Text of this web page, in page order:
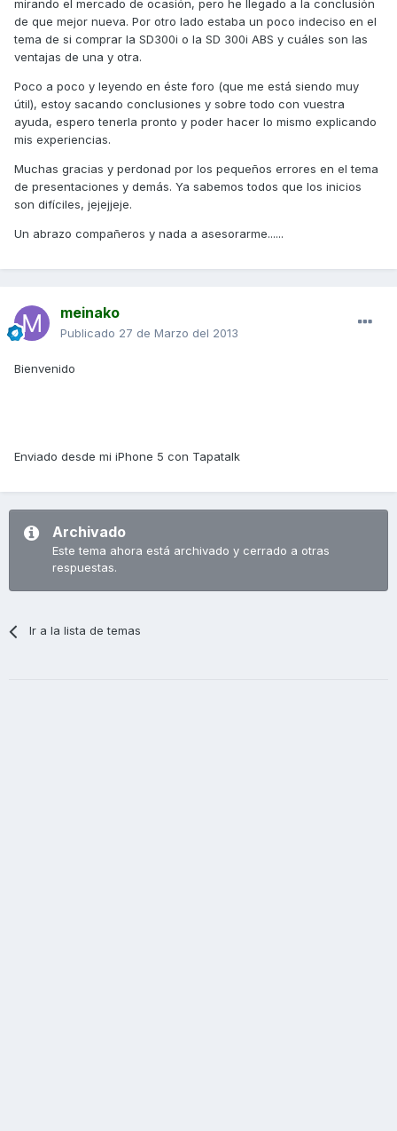
mirando el mercado de ocasión, pero he llegado a la conclusión
de que mejor nueva. Por otro lado estaba un poco indeciso en el
tema de si comprar la SD300i o la SD 300i ABS y cuáles son las
ventajas de una y otra.
Poco a poco y leyendo en éste foro (que me está siendo muy
útil), estoy sacando conclusiones y sobre todo con vuestra
ayuda, espero tenerla pronto y poder hacer lo mismo explicando
mis experiencias.
Muchas gracias y perdonad por los pequeños errores en el tema
de presentaciones y demás. Ya sabemos todos que los inicios
son difíciles, jejejjeje.
Un abrazo compañeros y nada a asesorarme......
meinako
Publicado 27 de Marzo del 2013
Bienvenido
Enviado desde mi iPhone 5 con Tapatalk
Archivado
Este tema ahora está archivado y cerrado a otras
respuestas.
Ir a la lista de temas